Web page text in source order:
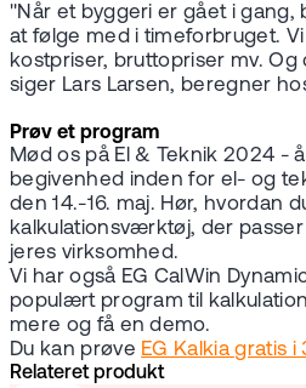
"Når et byggeri er gået i gang,
at følge med i timeforbruget.
kostpriser, bruttopriser mv. Og
siger Lars Larsen, beregner
Prøv et program
Mød os på El & Teknik 2024 -
begivenhed inden for el- og
den 14.-16. maj. Hør, hvordan
kalkulationsværktøj, der
jeres virksomhed.
Vi har også EG CalWin
populært program til
mere og få en demo.
Du kan prøve EG Kalkia gratis i
Relateret produkt